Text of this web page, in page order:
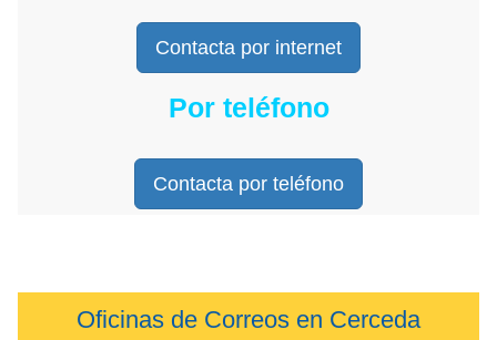
Contacta por internet
Por teléfono
Contacta por teléfono
Oficinas de Correos en Cerceda